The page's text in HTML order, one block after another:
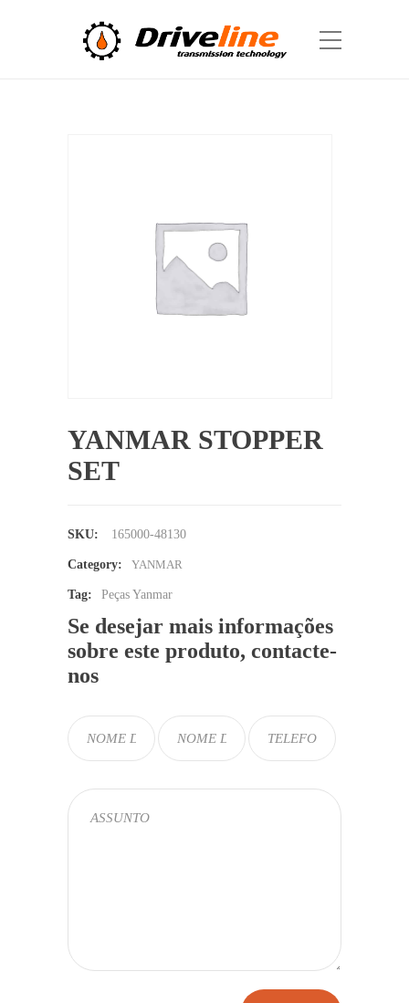
YANMAR STOPPER
SET
SKU: 165000-48130
Category: YANMAR
Tag: Peças Yanmar
Se desejar mais informações
sobre este produto, contacte-
nos